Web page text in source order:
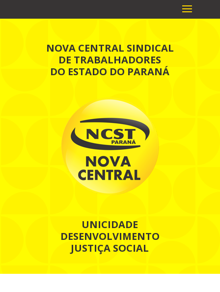
NOVA CENTRAL SINDICAL
DE TRABALHADORES
DO ESTADO DO PARANÁ
UNICIDADE
DESENVOLVIMENTO
JUSTIÇA SOCIAL